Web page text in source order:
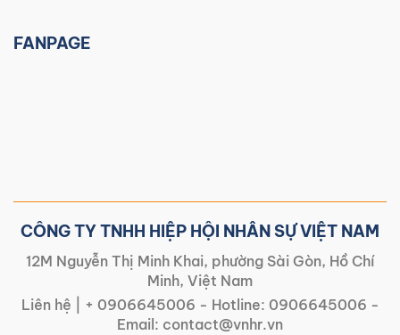
FANPAGE
CÔNG TY TNHH HIỆP HỘI NHÂN SỰ VIỆT NAM
12M Nguyễn Thị Minh Khai, phường Sài Gòn, Hồ Chí
Minh, Việt Nam
Liên hệ |
+ 0906645006 - Hotline: 0906645006 -
Email: contact@vnhr.vn